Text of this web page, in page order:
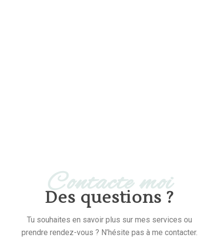
Contacte moi
Des questions ?
Tu souhaites en savoir plus sur mes services ou
prendre rendez-vous ? N’hésite pas à me contacter.